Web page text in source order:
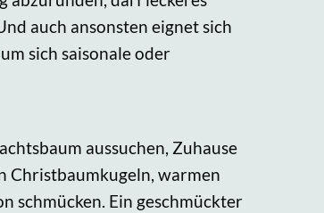
auch ansonsten eignet sich
sich saisonale oder
aussuchen, Zuhause
Christbaumkugeln, warmen
schmücken. Ein geschmückter